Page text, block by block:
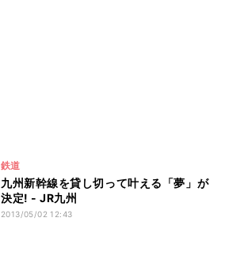
鉄道
九州新幹線を貸し切って叶える「夢」が
決定! - JR九州
2013/05/02 12:43